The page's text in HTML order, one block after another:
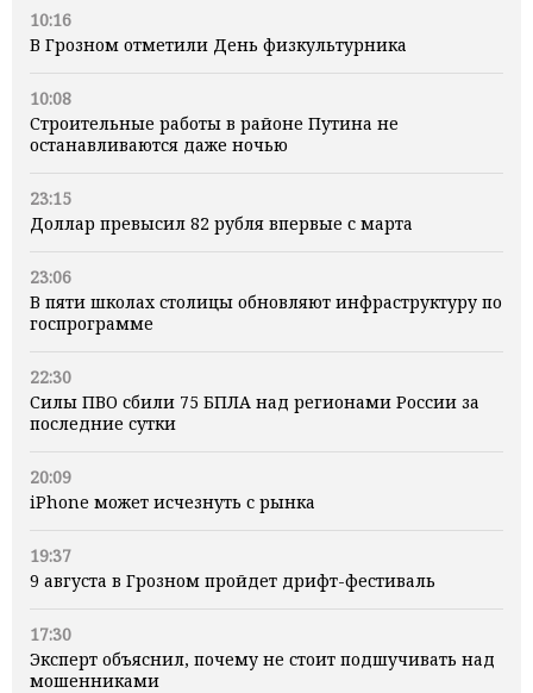
10:16
В Грозном отметили День физкультурника
10:08
Строительные работы в районе Путина не
останавливаются даже ночью
23:15
Доллар превысил 82 рубля впервые с марта
23:06
В пяти школах столицы обновляют инфраструктуру по
госпрограмме
22:30
Силы ПВО сбили 75 БПЛА над регионами России за
последние сутки
20:09
iPhone может исчезнуть с рынка
19:37
9 августа в Грозном пройдет дрифт-фестиваль
17:30
Эксперт объяснил, почему не стоит подшучивать над
мошенниками